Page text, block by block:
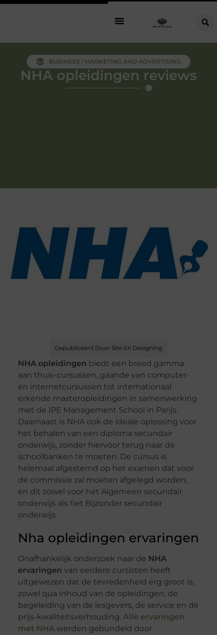
BUSINESS / MARKETING AND ADVERTISING
NHA opleidingen reviews
Gepubliceerd Door Site En Designing
NHA opleidingen biedt een breed gamma
aan thuis-cursussen, gaande van computer-
en internetcursussen tot internationaal
erkende masteropleidingen in samenwerking
met de IPE Management School in Parijs.
Daarnaast is NHA ook de ideale oplossing voor
het behalen van een diploma secundair
onderwijs, zonder hiervoor terug naar de
schoolbanken te moeten. De cursus is
helemaal afgestemd op het examen dat voor
de commissie zal moeten afgelegd worden,
en dit zowel voor het Algemeen secundair
onderwijs als het Bijzonder secundair
onderwijs.
Nha opleidingen ervaringen
Onafhankelijk onderzoek naar de NHA
ervaringen van eerdere cursisten heeft
uitgewezen dat de tevredenheid erg groot is,
zowel qua inhoud van de opleidingen, de
begeleiding van de lesgevers, de service en de
prijs-kwaliteitsverhouding. Alle ervaringen
met NHAwerden gebundeld door